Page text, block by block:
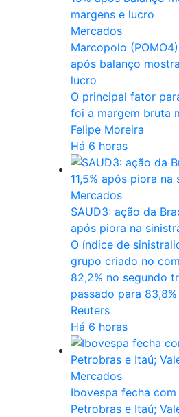
Mercados
Marcopolo
após balanço
lucro
O principal fator
foi a margem bruta
Felipe Moreira
Há 6 horas
Mercados
SAUD3: ação da
após piora na
O índice de
grupo criado no
82,2% no segundo
passado para 83,8%
Reuters
Há 6 horas
Mercados
Ibovespa fecha
Petrobras e Itaú;